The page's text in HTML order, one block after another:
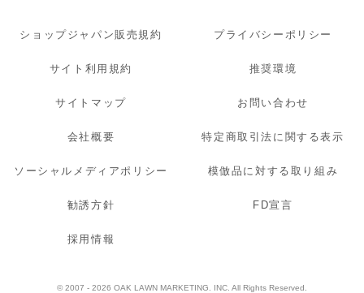
ショップジャパン販売規約 プライバシーポリシー
サイト利用規約 推奨環境
サイトマップ お問い合わせ
会社概要 特定商取引法に関する表示
ソーシャルメディアポリシー 模倣品に対する取り組み
勧誘方針 FD宣言
採用情報
© 2007 - 2026 OAK LAWN MARKETING. INC. All Rights Reserved.